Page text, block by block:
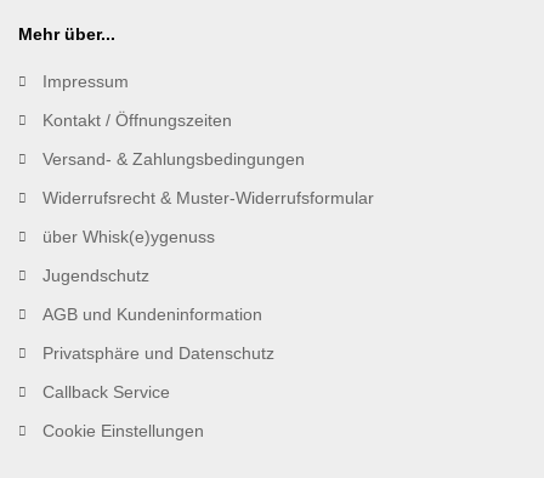
Mehr über...
Impressum
Kontakt / Öffnungszeiten
Versand- & Zahlungsbedingungen
Widerrufsrecht & Muster-Widerrufsformular
über Whisk(e)ygenuss
Jugendschutz
AGB und Kundeninformation
Privatsphäre und Datenschutz
Callback Service
Cookie Einstellungen